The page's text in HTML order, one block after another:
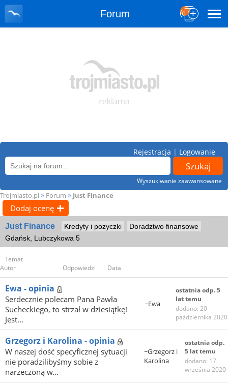
Forum
Wyszukiwanie zaawansowane
Rejestracja | Logowanie
Trojmiasto.pl » Forum » Just Finance
Dodaj ocenę
Just Finance Kredyty i pożyczki
Doradztwo finansowe
Gdańsk, Lubczykowa 5
Temat
Autor
Odpowiedzi Data
Ewa - opinia
Serdecznie polecam Pana Pawła
Sucheckiego, to strzał w dziesiątkę!
Jest...
~Ewa
ostatnia odp. 5
lat temu
dodano: 20
października 2020
Grzegorz i Karolina - opinia
W naszej dość specyficznej sytuacji
nie poradzilibyśmy sobie z
narzeczoną w...
~Grzegorz i
Karolina
ostatnia odp.
5 lat temu
dodano: 17
września 2020